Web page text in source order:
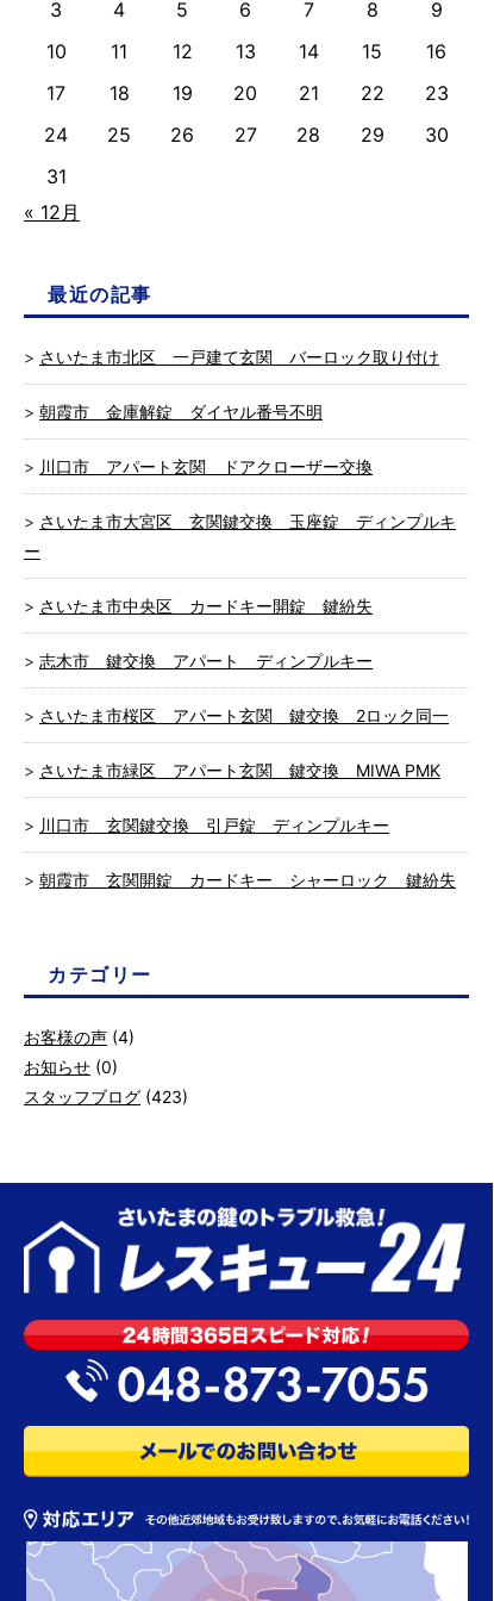
3 4 5 6 7 8
9
10
11 12 13 14 15
16
17
18 19 20 21 22
23
24
25 26 27 28 29
30
31
« 12月
最近の記事
さいたま市北区 一戸建て玄関 バーロック取り付け
朝霞市 金庫解錠 ダイヤル番号不明
川口市 アパート玄関 ドアクローザー交換
さいたま市大宮区 玄関鍵交換 玉座錠 ディンプルキ
ー
さいたま市中央区 カードキー開錠 鍵紛失
志木市 鍵交換 アパート ディンプルキー
さいたま市桜区 アパート玄関 鍵交換 2ロック同一
さいたま市緑区 アパート玄関 鍵交換 MIWA PMK
川口市 玄関鍵交換 引戸錠 ディンプルキー
朝霞市 玄関開錠 カードキー シャーロック 鍵紛失
カテゴリー
お客様の声 (4)
お知らせ (0)
スタッフブログ (423)